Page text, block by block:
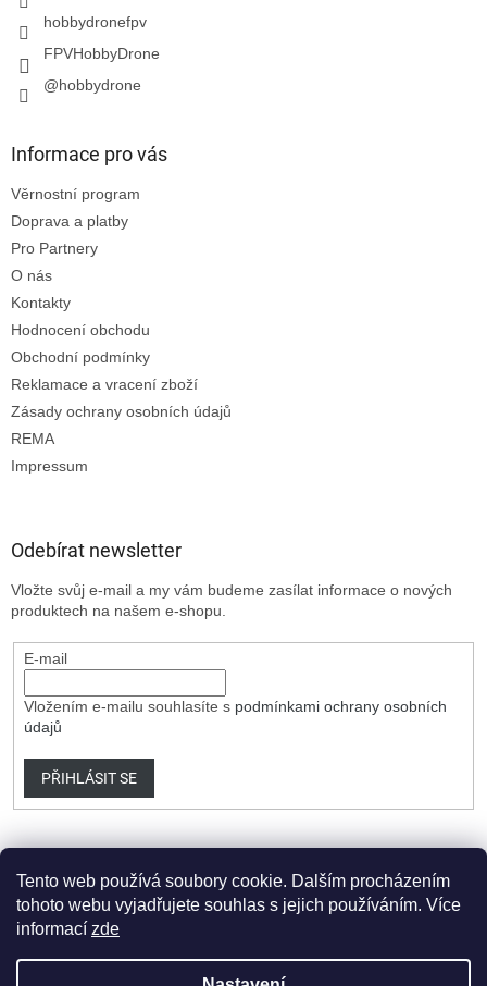
Tento web používá soubory cookie. Dalším procházením
tohoto webu vyjadřujete souhlas s jejich používáním. Více
informací zde
hobbydronefpv
FPVHobbyDrone
@hobbydrone
Informace pro vás
Věrnostní program
Doprava a platby
Pro Partnery
O nás
Kontakty
Hodnocení obchodu
Obchodní podmínky
Reklamace a vracení zboží
Zásady ochrany osobních údajů
REMA
Impressum
Odebírat newsletter
Vložte svůj e-mail a my vám budeme zasílat informace o nových
produktech na našem e-shopu.
E-mail
Vložením e-mailu souhlasíte s podmínkami ochrany osobních
údajů
PŘIHLÁSIT SE